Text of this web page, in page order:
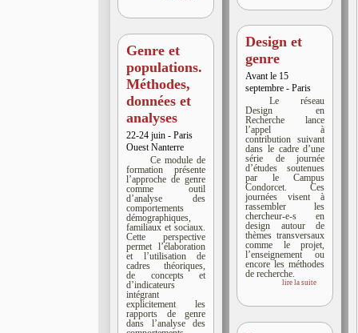
Genre et
populations.
Méthodes,
données et
analyses
22-24 juin - Paris
Ouest Nanterre
Ce module de
formation présente
l’approche de genre
comme outil
d’analyse des
comportements
démographiques,
familiaux et sociaux.
Cette perspective
permet l’élaboration
et l’utilisation de
cadres théoriques,
de concepts et
d’indicateurs
intégrant
explicitement les
rapports de genre
dans l’analyse des
Design et
genre
Avant le 15
septembre - Paris
Le réseau
Design en
Recherche lance
l’appel à
contribution suivant
dans le cadre d’une
série de journée
d’études soutenues
par le Campus
Condorcet. Ces
journées visent à
rassembler les
chercheur-e-s en
design autour de
thèmes transversaux
comme le projet,
l’enseignement ou
encore les méthodes
de recherche.
lire la suite